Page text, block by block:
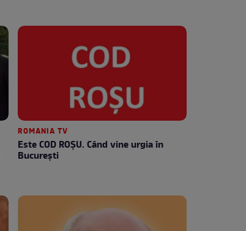
ROMANIA TV
Este COD ROŞU. Când vine urgia în
Bucureşti